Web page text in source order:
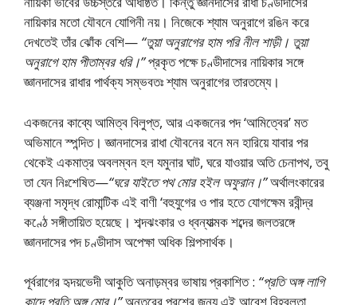
নায়িকার মতো যৌবনে যোগিনী নয়। নিজেকে শ্যাম অনুরাগে রঙিন করে
দেখতেই তাঁর ঝোঁক বেশি— “তুয়া অনুরাগের হাম পরি নীল শাড়ী। তুয়া
অনুরাগে হাম পীতাম্বর ধরি।”প্রকৃত পক্ষে চণ্ডীদাসের নায়িকার সঙ্গে
জ্ঞানদাসের রাধার পার্থক্য সম্ভবতঃ শ্যাম অনুরাগের তারতম্যে।
একজনের কাব্যে আমিত্ব বিলুপ্ত, আর একজনের পদ ‘আমিত্বের’ মত
অভিমানে স্পন্দিত। জ্ঞানদাসের রাধা যৌবনের বনে মন হারিয়ে যাবার পর
থেকেই একমাত্র অবলম্বন হল যমুনার ঘাট, ঘরে যাওয়ার অতি চেনাপথ, তবু
তা যেন নিঃশেষিত—“ঘরে যাইতে পথ মোর হইল অফুরান।”অর্থালংকারের
ব্যঞ্জনা সমৃদ্ধ রোমান্টিক এই বাণী ‘বহুযুগের ও পার হতে যোগক্ষেম রবীন্দ্র
কণ্ঠে সঙ্গীতায়িত হয়েছে। শব্দঝংকার ও ধ্বন্যাত্মক শব্দের জলতরঙ্গে
জ্ঞানদাসের পদ চণ্ডীদাস অপেক্ষা অধিক শিল্পসার্থক।
পূর্বরাগের হৃদয়ভেদী আকুতি অনাড়ম্বর ভাষায় প্রকাশিত : “প্রতি অঙ্গ লাগি